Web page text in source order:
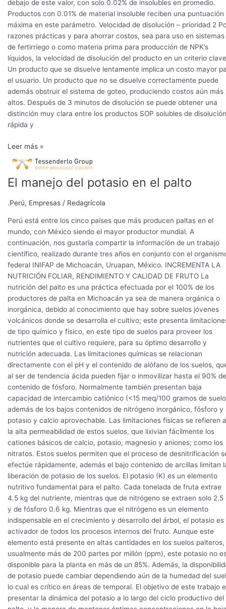
debajo de este valor, con solo 0.02% de insolubles en promedio.
Productos con 0.01% de material insoluble reciben una puntuación
máxima en este parámetro. Velocidad de disolución – prioridad 2
razones prácticas y para ahorrar costos, sea para uso en sistemas
de fertirriego o como materia prima para producción de NPK’s
líquidos, la velocidad de disolución del producto en un criterio
Un producto que se disuelve lentamente implica un costo mayor
el usuario. Un producto que no se disuelve correctamente puede
además obstruir el sistema de goteo, produciendo costos aún más
altos. Después de 3 minutos de disolución se puede obtener una
distinción muy clara entre los productos SOP solubles de disolución
rápida y
Leer más »
El manejo del potasio en el palto
.Perú, Empresas / Redagrícola
Perú está entre los cinco países que más producen paltas en el
mundo, con México siendo el mayor productor mundial. A
continuación, nos gustaría compartir la información de un trabajo
científico, realizado durante tres años en conjunto con el
federal INIFAP de Michoacán, Uruapan, México. INCREMENTA LA
NUTRICIÓN FOLIAR, RENDIMIENTO Y CALIDAD DE FRUTO La
nutrición del palto es una práctica efectuada por el 100% de los
productores de palta en Michoacán ya sea de manera orgánica o
inorgánica, debido al conocimiento que hay sobre suelos jóvenes
volcánicos donde se desarrolla el cultivo; este presenta
de tipo químico y físico, en este tipo de suelos para proveer los
nutrientes que el cultivo requiere, para su óptimo desarrollo y
nutrición adecuada. Las limitaciones químicas se relacionan
directamente con el pH y el contenido de alófano de los suelos,
al ser de tendencia ácida pueden fijar o inmovilizar hasta el 90%
contenido de fósforo. Normalmente también presentan baja
capacidad de intercambio catiónico (<15 meq/100 gramos de
además de los bajos contenidos de nitrógeno inorgánico, fósforo y
potasio y calcio aprovechable. Las limitaciones físicas se refieren a
la alta permeabilidad de estos suelos, que lixivian fácilmente los
cationes básicos de calcio, potasio, magnesio y aniones; como los
nitratos. Estos suelos permiten que el proceso de desnitrificación
efectúe rápidamente, además el bajo contenido de arcillas limitan
liberación de potasio de los suelos. El potasio (K) es un elemento
nutritivo fundamental para el palto. Cada tonelada de fruta extrae
4.5 kg del nutriente, mientras que de nitrógeno se extraen solo 2.5
y de fósforo 0.6 kg. Mientras que el nitrógeno es un elemento
indispensable en el crecimiento y desarrollo del árbol, el potasio es
activador de todos los procesos internos del fruto. Aunque este
elemento está presente en altas cantidades en los suelos palteros,
usualmente más de 200 partes por millón (ppm), este potasio no
disponible para la planta en más de un 85%. Además, la
de potasio puede cambiar dependiendo aún de la humedad del
lo cual es crítico en áreas de temporal. El objetivo de este trabajo
presentar la dinámica del potasio a lo largo del ciclo productivo del
El
del
en
el
palto